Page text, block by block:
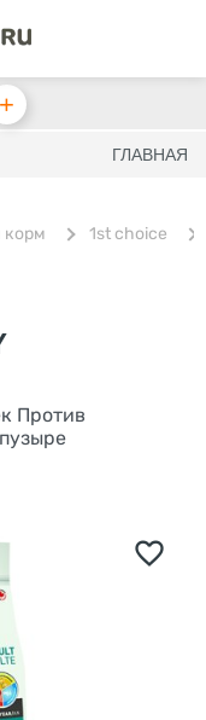
+
ГЛАВНАЯ
корм 1st choice
Против